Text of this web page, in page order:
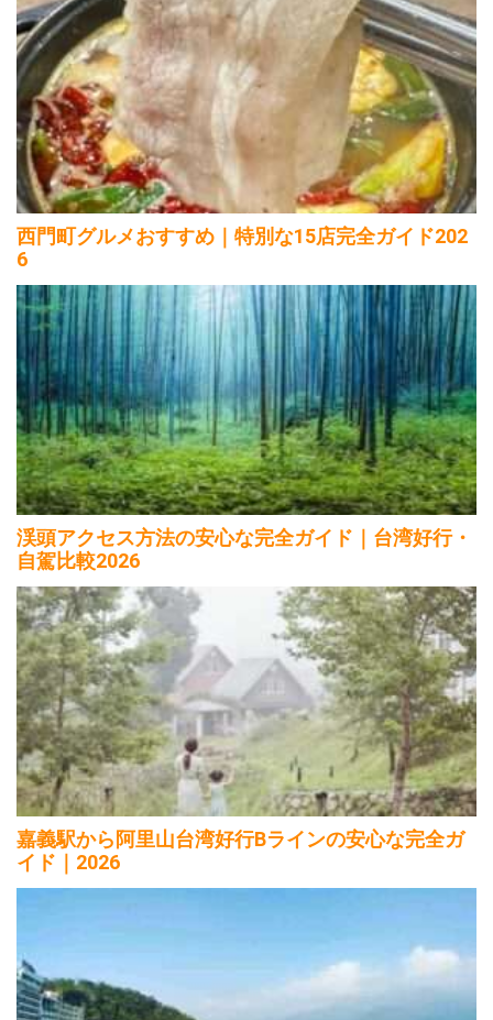
西門町グルメおすすめ｜特別な15店完全ガイド202
6
渓頭アクセス方法の安心な完全ガイド｜台湾好行・
自駕比較2026
嘉義駅から阿里山台湾好行Bラインの安心な完全ガ
イド｜2026